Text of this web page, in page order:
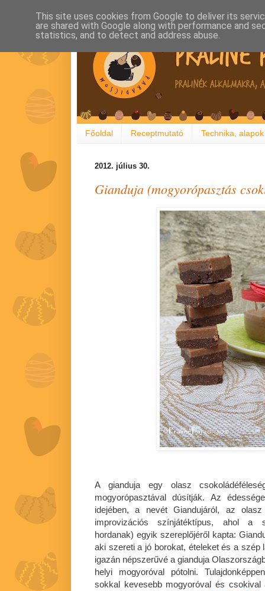
Főoldal Receptmutató Technika, alapok
2012. július 30.
Gianduja (mogyorópasztás
A gianduja egy olasz
mogyorópasztával dúsítják. Az
idejében, a nevét Giandujáról, az
improvizációs színjátéktípus, ahol a
hordanak) egyik szereplőjéről kapta:
aki szereti a jó borokat, ételeket és a szép
igazán népszerűvé a gianduja
helyi mogyoróval pótolni.
sokkal kevesebb mogyoróval és csokival
This site uses cookies from Google to deliver its
are shared with Google along with performance and
statistics, and to detect and address abuse.